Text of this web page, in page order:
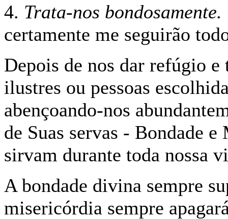
4. Trata-nos bondosamente.
certamente me seguirão
Depois de nos dar refúgio e
ilustres ou pessoas
abençoando-nos
de Suas servas - Bondade
sirvam durante toda nossa
A bondade divina sempre
misericórdia sempre